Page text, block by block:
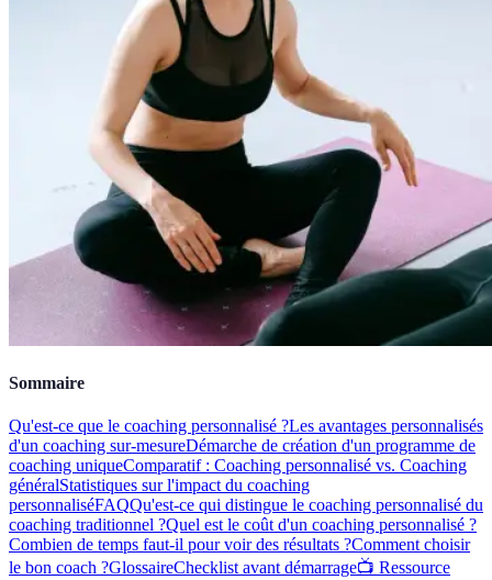
Sommaire
Qu'est-ce que le coaching personnalisé ?Les avantages personnalisés
d'un coaching sur-mesureDémarche de création d'un programme de
coaching uniqueComparatif : Coaching personnalisé vs. Coaching
généralStatistiques sur l'impact du coaching
personnaliséFAQQu'est-ce qui distingue le coaching personnalisé du
coaching traditionnel ?Quel est le coût d'un coaching personnalisé ?
Combien de temps faut-il pour voir des résultats ?Comment choisir
le bon coach ?GlossaireChecklist avant démarrage📺 Ressource